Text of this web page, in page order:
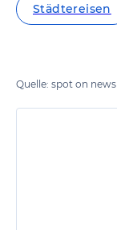
Städtereisen
Quelle: spot on news